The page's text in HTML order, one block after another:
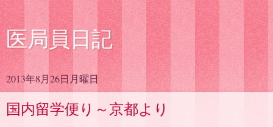
医局員日記
2013年8月26日月曜日
国内留学便り～京都より